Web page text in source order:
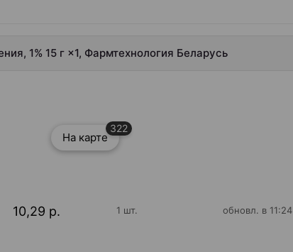
1% 15 г ×1, Фармтехнология Беларусь
На карте
322
10,29 р. 1 шт. обновл. в 11:24